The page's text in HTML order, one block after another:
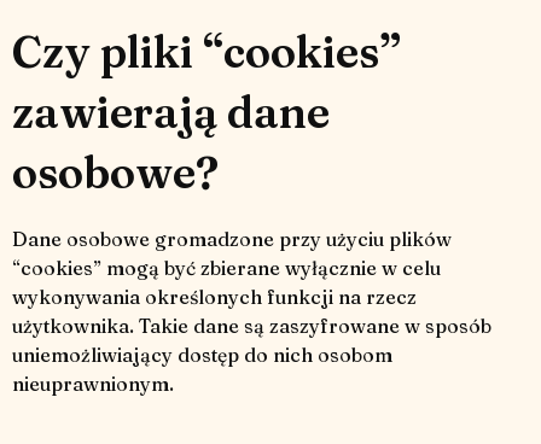
Czy pliki “cookies”
zawierają dane
osobowe?
Dane osobowe gromadzone przy użyciu plików
“cookies” mogą być zbierane wyłącznie w celu
wykonywania określonych funkcji na rzecz
użytkownika. Takie dane są zaszyfrowane w sposób
uniemożliwiający dostęp do nich osobom
nieuprawnionym.